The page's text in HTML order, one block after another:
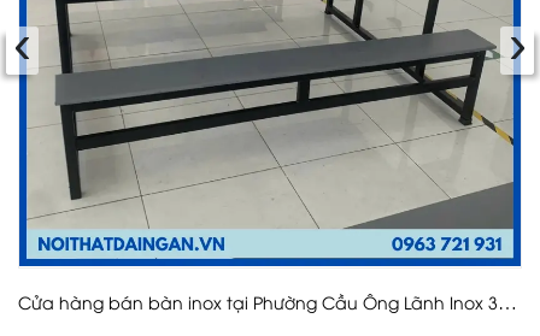
Cửa hàng bán bàn inox tại Phường Cầu Ông Lãnh Inox 304
‹ ›